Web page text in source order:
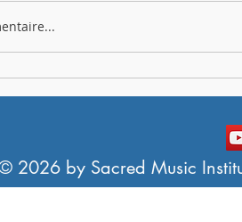
2026 by Sacred Music